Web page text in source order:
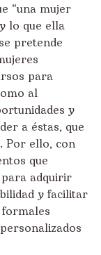
“una mujer
lo que ella
pretende
para
al
y
a éstas, que
Por ello, con
que
adquirir
y facilitar